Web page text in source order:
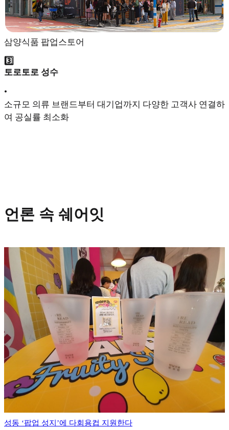
삼양식품 팝업스토어
3️⃣
토로토로 성수
•
소규모 의류 브랜드부터 대기업까지 다양한 고객사 연결하
여 공실률 최소화
언론 속 쉐어잇
성동 ‘팝업 성지’에 다회용컵 지원한다